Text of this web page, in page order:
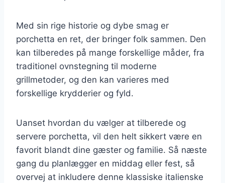
Med sin rige historie og dybe smag er
porchetta en ret, der bringer folk sammen. Den
kan tilberedes på mange forskellige måder, fra
traditionel ovnstegning til moderne
grillmetoder, og den kan varieres med
forskellige krydderier og fyld.
Uanset hvordan du vælger at tilberede og
servere porchetta, vil den helt sikkert være en
favorit blandt dine gæster og familie. Så næste
gang du planlægger en middag eller fest, så
overvej at inkludere denne klassiske italienske